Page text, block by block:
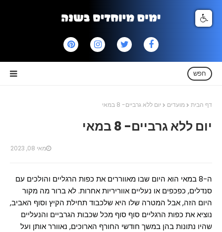
חפש
דף הבית מועדים יום ללא גרביים- 8 במאי
יום ללא גרביים- 8 במאי
מאי 08, 2023
ה-8 במאי הוא היום שבו מאווררים את כפות הרגליים והולכים עם
סנדלים, כפכפים או נעליים אווריריות אחרות. לא ברור מה מקור
היום הזה, אבל המטרה שלו היא שלכבוד תחילת הקיץ וסוף האביב,
נוציא את כפות הרגליים סוף סוף מכל שכבות הגרביים והנעליים
שהיו נתונות בהן במשך חודשי החורף הארוכים, נאוורר אותן ועל